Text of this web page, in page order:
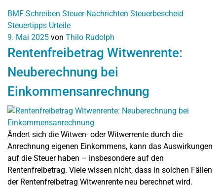
BMF-Schreiben Steuer-Nachrichten Steuerbescheid
Steuertipps Urteile
9. Mai 2025 von Thilo Rudolph
Rentenfreibetrag Witwenrente:
Neuberechnung bei
Einkommensanrechnung
Ändert sich die Witwen- oder Witwerrente durch die
Anrechnung eigenen Einkommens, kann das Auswirkungen
auf die Steuer haben – insbesondere auf den
Rentenfreibetrag. Viele wissen nicht, dass in solchen Fällen
der Rentenfreibetrag Witwenrente neu berechnet wird.